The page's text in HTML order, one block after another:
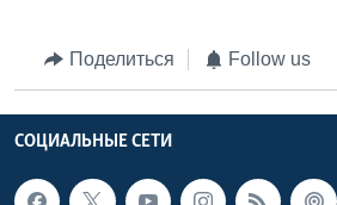
Поделиться Follow us
СОЦИАЛЬНЫЕ СЕТИ